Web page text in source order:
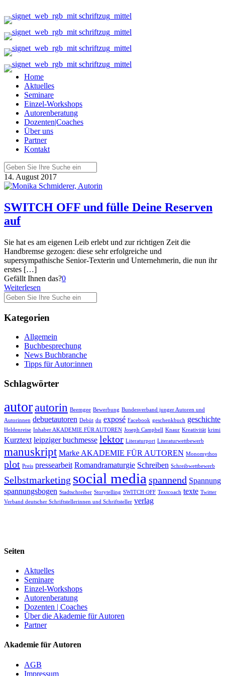
Home
Aktuelles
Seminare
Einzel-Workshops
Autorenberatung
Dozenten|Coaches
Über uns
Partner
Kontakt
14. August 2017
SWITCH OFF und fülle Deine Reserven
auf
Sie hat es am eigenen Leib erlebt und zur richtigen Zeit die
Handbremse gezogen: diese sehr erfolgreiche und
supersympathische Senior-Texterin und Unternehmerin, die nun ihr
erstes […]
Gefällt Ihnen das?0
Weiterlesen
Kategorien
Allgemein
Buchbesprechung
News Buchbranche
Tipps für Autor:innen
Schlagwörter
autorautorin Beemgee Bewerbung Bundesverband junger Autoren und
Autorinnen debuetautoren Debüt du exposé Facebook geschenkbuch geschichte
Heldenreise Inhaber AKADEMIE FÜR AUTOREN Joseph Campbell Knaur Kreativität krimi
Kurztext leipziger buchmesse lektor Literaturport Literaturwettbewerb
manuskript Marke AKADEMIE FÜR AUTOREN Monomythos
plot Preis pressearbeit Romandramaturgie Schreiben Schreibwettbewerb
Selbstmarketing social media spannend Spannung
spannungsbogen Stadtschreiber Storytelling SWITCH OFF Textcoach texte Twitter
Verband deutscher Schriftstellerinnen und Schriftsteller verlag
Seiten
Aktuelles
Seminare
Einzel-Workshops
Autorenberatung
Dozenten | Coaches
Über die Akademie für Autoren
Partner
Akademie für Autoren
AGB
Impressum